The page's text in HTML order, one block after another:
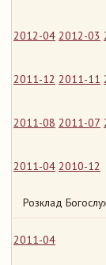
2012-04 2012-03
2011-12 2011-11
2011-08 2011-07
2011-04 2010-12
Розклад
2011-04